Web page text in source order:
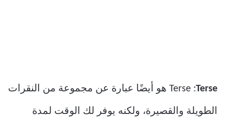
Terse :Terse هو أيضًا عبارة عن مجموعة من النقرات
الطويلة والقصيرة، ولكنه يوفر لك الوقت لمدة